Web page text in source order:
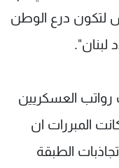
لتكون درع الوطن
لبنان".
رواتب العسكريين
المبررات ان
الطبقة